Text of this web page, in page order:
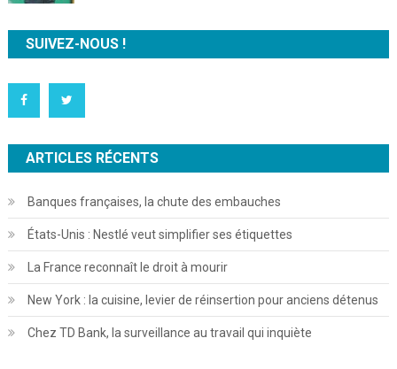
SUIVEZ-NOUS !
ARTICLES RÉCENTS
Banques françaises, la chute des embauches
États-Unis : Nestlé veut simplifier ses étiquettes
La France reconnaît le droit à mourir
New York : la cuisine, levier de réinsertion pour anciens détenus
Chez TD Bank, la surveillance au travail qui inquiète